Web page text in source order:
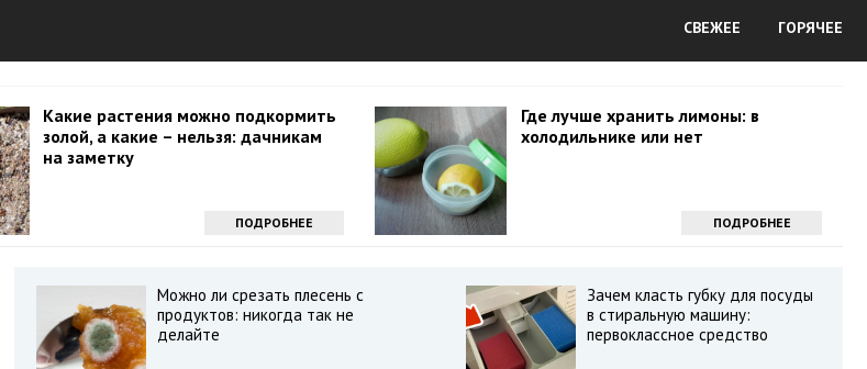
СВЕЖЕЕ ГОРЯЧЕЕ
Какие растения можно подкормить
золой, а какие – нельзя: дачникам
на заметку
ПОДРОБНЕЕ
Где лучше хранить лимоны: в
холодильнике или нет
ПОДРОБНЕЕ
Можно ли срезать плесень с
продуктов: никогда так не
делайте
Зачем класть губку для посуды
в стиральную машину:
первоклассное средство